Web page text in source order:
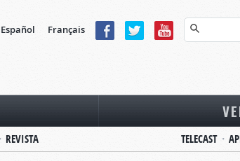
Español Français
REVISTA TELECAST